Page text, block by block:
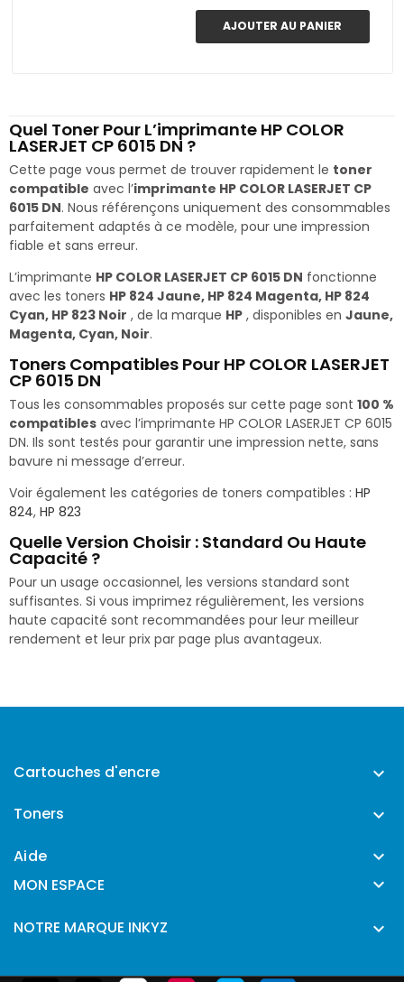
AJOUTER AU PANIER
Quel Toner Pour L’imprimante HP COLOR
LASERJET CP 6015 DN ?
Cette page vous permet de trouver rapidement le toner
compatible avec l’imprimante HP COLOR LASERJET CP
6015 DN. Nous référençons uniquement des consommables
parfaitement adaptés à ce modèle, pour une impression
fiable et sans erreur.
L’imprimante HP COLOR LASERJET CP 6015 DN fonctionne
avec les toners HP 824 Jaune, HP 824 Magenta, HP 824
Cyan, HP 823 Noir , de la marque HP , disponibles en Jaune,
Magenta, Cyan, Noir.
Toners Compatibles Pour HP COLOR LASERJET
CP 6015 DN
Tous les consommables proposés sur cette page sont 100 %
compatibles avec l’imprimante HP COLOR LASERJET CP 6015
DN. Ils sont testés pour garantir une impression nette, sans
bavure ni message d’erreur.
Voir également les catégories de toners compatibles : HP
824, HP 823
Quelle Version Choisir : Standard Ou Haute
Capacité ?
Pour un usage occasionnel, les versions standard sont
suffisantes. Si vous imprimez régulièrement, les versions
haute capacité sont recommandées pour leur meilleur
rendement et leur prix par page plus avantageux.
Cartouches d'encre 
Toners 
Aide 
MON ESPACE 
NOTRE MARQUE INKYZ 